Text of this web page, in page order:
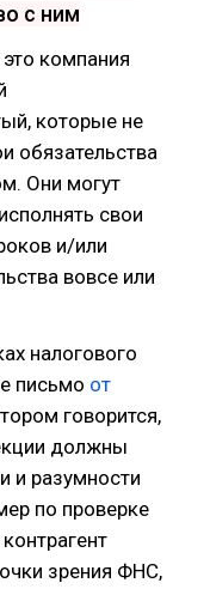
с ним
компания
которые не
обязательства
Они могут
свои
и/или
вовсе или
налогового
письмо от
говорится,
должны
и разумности
по проверке
зрения ФНС,